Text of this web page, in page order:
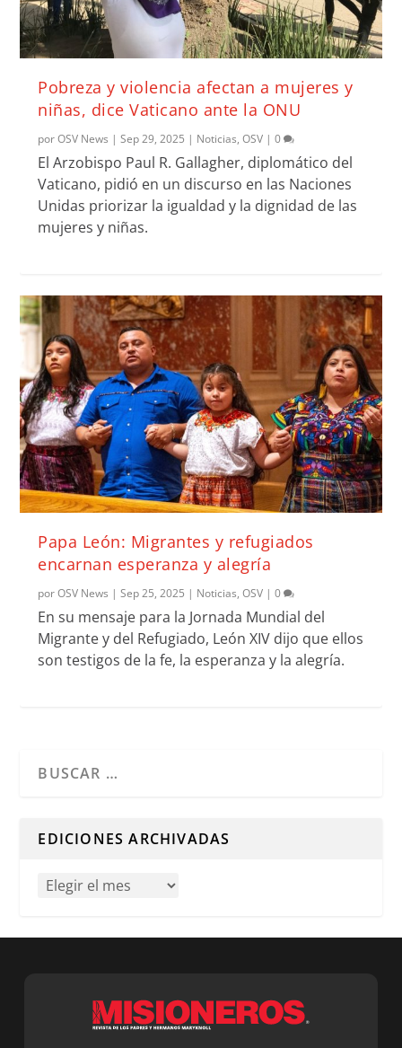
Pobreza y violencia afectan a mujeres y
niñas, dice Vaticano ante la ONU
porOSV News |Sep 29, 2025 | Noticias,OSV |0
El Arzobispo Paul R. Gallagher, diplomático del
Vaticano, pidió en un discurso en las Naciones
Unidas priorizar la igualdad y la dignidad de las
mujeres y niñas.
Papa León: Migrantes y refugiados
encarnan esperanza y alegría
porOSV News |Sep 25, 2025 | Noticias,OSV |0
En su mensaje para la Jornada Mundial del
Migrante y del Refugiado, León XIV dijo que ellos
son testigos de la fe, la esperanza y la alegría.
EDICIONES ARCHIVADAS